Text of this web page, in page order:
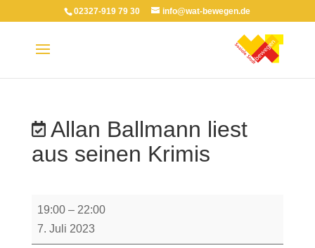
02327-919 79 30 info@wat-bewegen.de
Allan Ballmann liest
aus seinen Krimis
Allan
Ballmann
liest
19:00 – 22:00
7. Juli 2023